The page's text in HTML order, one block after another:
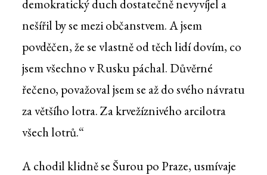
demokratický duch dostatečně nevyvíjel a
nešířil by se mezi občanstvem. A jsem
povděčen, že se vlastně od těch lidí dovím, co
jsem všechno v Rusku páchal. Důvěrné
řečeno, považoval jsem se až do svého návratu
za většího lotra. Za krvežíznivého arcilotra
všech lotrů.“
A chodil klidně se Šurou po Praze, usmívaje